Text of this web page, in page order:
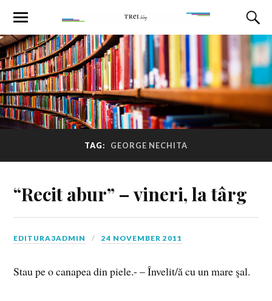
TAG: GEORGE NECHITA
“Recit abur” – vineri, la târg
EDITURA3ADMIN 24 NOVEMBER 2011
Stau pe o canapea din piele.- – Învelit/ă cu un mare şal.